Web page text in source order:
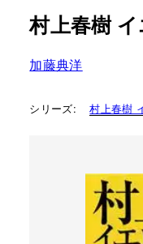
村上春樹
加藤典洋
シリーズ: 村上春樹